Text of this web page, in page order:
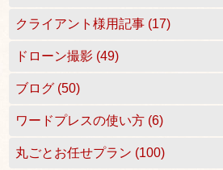
クライアント様用記事 (17)
ドローン撮影 (49)
ブログ (50)
ワードプレスの使い方 (6)
丸ごとお任せプラン (100)